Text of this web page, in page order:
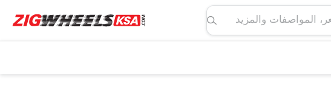
عن السعر، المواصفات والمزيد